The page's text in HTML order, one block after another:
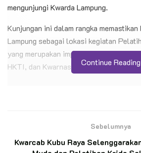
mengunjungi Kwarda Lampung.
Kunjungan ini dalam rangka memastikan
Lampung sebagai lokasi kegiatan
yang merupakan implementasi
HKTI, dan Kwarnas Gerakan Pramuka.
Jasa Soeharto-Bu Tien
Continue Reading
Sebelumnya
Kwarcab Kubu Raya